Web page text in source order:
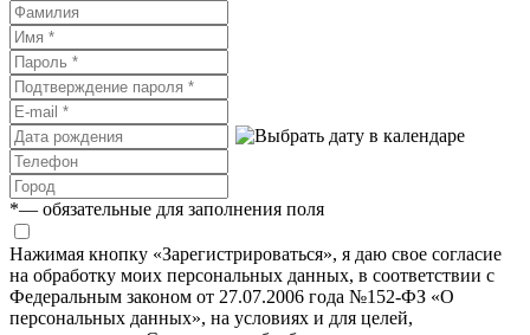
*— обязательные для заполнения поля
Нажимая кнопку «Зарегистрироваться», я даю свое согласие
на обработку моих персональных данных, в соответствии с
Федеральным законом от 27.07.2006 года №152-ФЗ «О
персональных данных», на условиях и для целей,